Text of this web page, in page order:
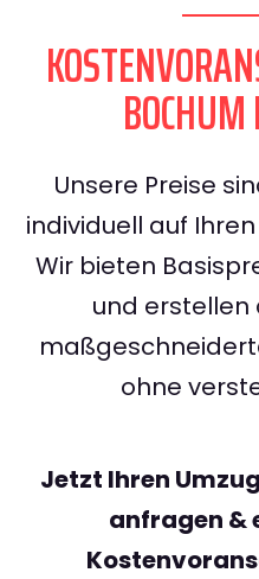
Unsere Preise
individuell auf
Wir bieten
und erstellen
ohne
Jetzt Ihren
anfragen &